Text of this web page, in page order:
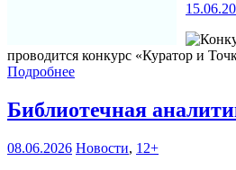
проводится конкурс «Куратор и
Подробнее
Библиотечная
08.06.2026 Новости, 12+